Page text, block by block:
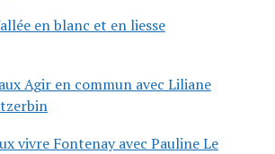
en blanc et en liesse
Agir en commun avec Liliane
vivre Fontenay avec Pauline Le